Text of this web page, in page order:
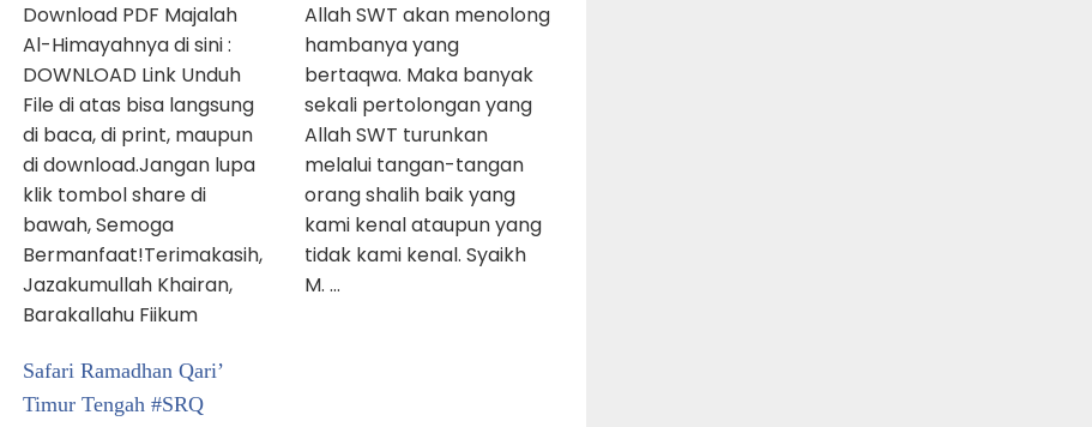
Download PDF Majalah
Al-Himayahnya di sini :
DOWNLOAD Link Unduh
File di atas bisa langsung
di baca, di print, maupun
di download.Jangan lupa
klik tombol share di
bawah, Semoga
Bermanfaat!Terimakasih,
Jazakumullah Khairan,
Barakallahu Fiikum
Allah SWT akan menolong
hambanya yang
bertaqwa. Maka banyak
sekali pertolongan yang
Allah SWT turunkan
melalui tangan-tangan
orang shalih baik yang
kami kenal ataupun yang
tidak kami kenal. Syaikh
M. …
Safari Ramadhan Qari’
Timur Tengah #SRQ